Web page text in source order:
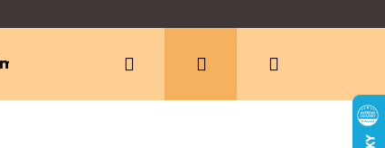
oblečení Ergonomická nosítka
Hledat PřihlášeníNákupní